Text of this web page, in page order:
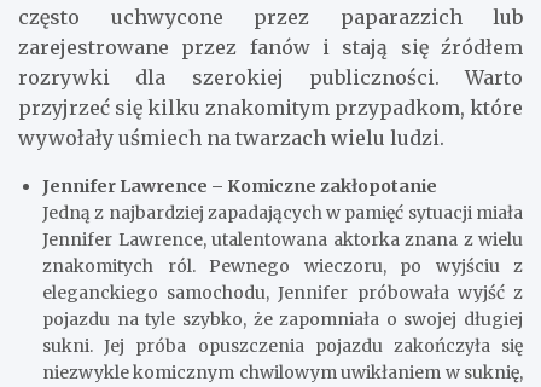
często uchwycone przez paparazzich lub
zarejestrowane przez fanów i stają się źródłem
rozrywki dla szerokiej publiczności. Warto
przyjrzeć się kilku znakomitym przypadkom, które
wywołały uśmiech na twarzach wielu ludzi.
Jennifer Lawrence – Komiczne zakłopotanie
Jedną z najbardziej zapadających w pamięć sytuacji miała
Jennifer Lawrence, utalentowana aktorka znana z wielu
znakomitych ról. Pewnego wieczoru, po wyjściu z
eleganckiego samochodu, Jennifer próbowała wyjść z
pojazdu na tyle szybko, że zapomniała o swojej długiej
sukni. Jej próba opuszczenia pojazdu zakończyła się
niezwykle komicznym chwilowym uwikłaniem w suknię,